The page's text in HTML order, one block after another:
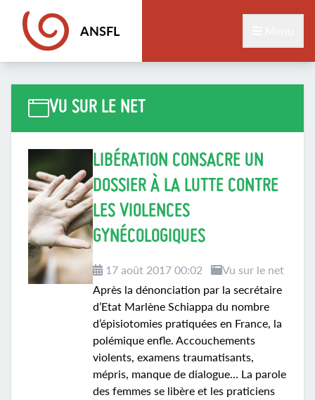
ANSFL
VU SUR LE NET
LIBÉRATION CONSACRE UN
DOSSIER À LA LUTTE CONTRE
LES VIOLENCES
GYNÉCOLOGIQUES
17 août 2017 00:02
Vu sur le net
Après la dénonciation par la secrétaire
d’Etat Marlène Schiappa du nombre
d’épisiotomies pratiquées en France, la
polémique enfle. Accouchements
violents, examens traumatisants,
mépris, manque de dialogue… La parole
des femmes se libère et les praticiens